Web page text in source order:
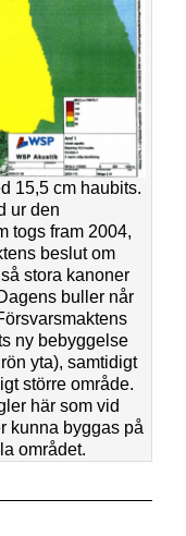
15,5 cm haubits.
ur den
togs fram 2004,
beslut om
stora kanoner
buller når
ny bebyggelse
yta), samtidigt
större område.
här som vid
kunna byggas på
området.